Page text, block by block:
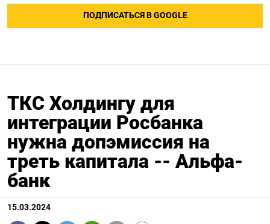
ПОДПИСАТЬСЯ В GOOGLE
ТКС Холдингу для
интеграции Росбанка
нужна допэмиссия на
треть капитала -- Альфа-
банк
15.03.2024